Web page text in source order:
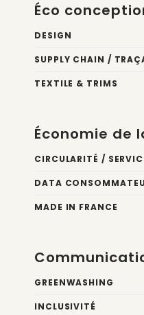
Éco
DESIGN
SUPPLY CHAIN /
TEXTILE & TRIMS
Économie de
CIRCULARITÉ /
DATA
MADE IN FRANCE
GREENWASHING
INCLUSIVITÉ